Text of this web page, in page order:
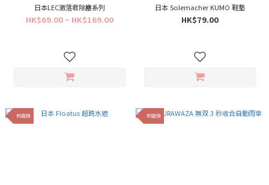
日本LEC激落君除塵系列
HK$69.00 ~ HK$169.00
日本 Solemacher KUMO 鞋墊
HK$79.00
到貨快 到貨快